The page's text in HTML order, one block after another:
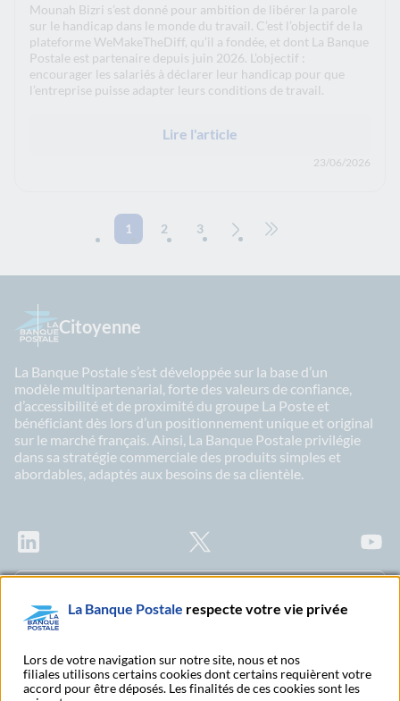
Mounah Bizri s’est donné pour ambition de libérer la parole
sur le handicap dans le monde du travail. C’est l’objectif de la
plateforme WeMakeTheDiff, qu’il a fondée, et dont La Banque
Postale est partenaire depuis juin 2026. L’objectif :
encourager les salariés à déclarer leur handicap pour que
l’entreprise puisse adapter leurs conditions de travail.
Lire l'article
23/06/2026
1 2
3
Citoyenne
La Banque Postale s’est développée sur la base d’un
modèle multipartenarial, forte des valeurs de confiance,
d’accessibilité et de proximité du groupe La Poste et
bénéficiant dès lors d’un positionnement unique et original
sur le marché français. Ainsi, La Banque Postale privilégie
dans sa stratégie commerciale des produits simples et
abordables, adaptés aux besoins de sa clientèle.
Citoyenne
Rechercher un bureau
S'abonner à toutes nos
La Banque Postale respecte votre vie privée
Lors de votre navigation sur notre site, nous et nos
filiales utilisons certains cookies dont certains requièrent votre
accord pour être déposés. Les finalités de ces cookies sont les